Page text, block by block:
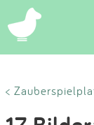
<